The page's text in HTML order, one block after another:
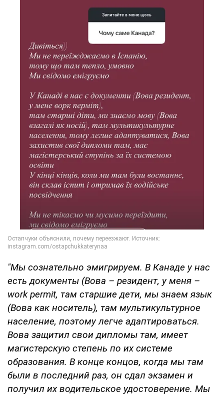
"Мы сознательно эмигрируем. В Канаде у нас
есть документы (Вова – резидент, у меня –
work permit, там старшие дети, мы знаем язык
(Вова как носитель), там мультикультурное
население, поэтому легче адаптироваться.
Вова защитил свои дипломы там, имеет
магистерскую степень по их системе
образования. В конце концов, когда мы там
были в последний раз, он сдал экзамен и
получил их водительское удостоверение. Мы